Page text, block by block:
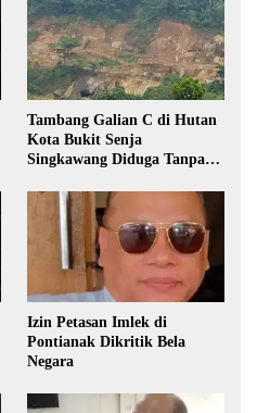
Tambang Galian C di Hutan
Kota Bukit Senja
Singkawang Diduga Tanpa
Izin Petasan Imlek di
Pontianak Dikritik Bela
Negara